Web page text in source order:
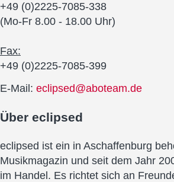
+49 (0)2225-7085-338
(Mo-Fr 8.00 - 18.00 Uhr)
Fax:
+49 (0)2225-7085-399
E-Mail: eclipsed@aboteam.de
Über eclipsed
eclipsed ist ein in Aschaffenburg
Musikmagazin und seit dem Jahr
im Handel. Es richtet sich an